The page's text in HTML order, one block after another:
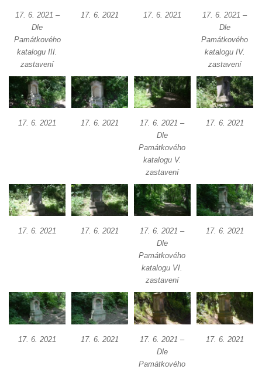
17. 6. 2021 –
Dle
Památkového
katalogu III.
zastavení
17. 6. 2021 17. 6. 2021
17. 6. 2021 –
Dle
Památkového
katalogu IV.
zastavení
17. 6. 2021 17. 6. 2021
17. 6. 2021 –
Dle
Památkového
katalogu V.
zastavení
17. 6. 2021
17. 6. 2021 17. 6. 2021
17. 6. 2021 –
Dle
Památkového
katalogu VI.
zastavení
17. 6. 2021
17. 6. 2021 17. 6. 2021
17. 6. 2021 –
Dle
Památkového
17. 6. 2021